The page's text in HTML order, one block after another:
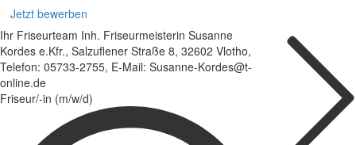
Jetzt bewerben
Ihr Friseurteam Inh. Friseurmeisterin Susanne
Kordes e.Kfr., Salzuflener Straße 8, 32602 Vlotho,
Telefon: 05733-2755, E-Mail: Susanne-Kordes@t-
online.de
Friseur/-in (m/w/d)